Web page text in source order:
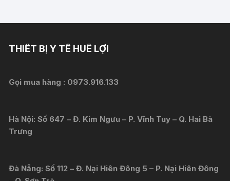
THIẾT BỊ Y TẾ HUÊ LỢI
Gọi mua hàng : 0973.916.133
Hà Nội: Số 647 – Đ. Kim Ngưu – P. Vĩnh Tuy – Q. Hai Bà
Trưng
Đà Nẵng: Số 112 – Đ. Nại Hiên Đông 5 – P. Nại Hiên Đông